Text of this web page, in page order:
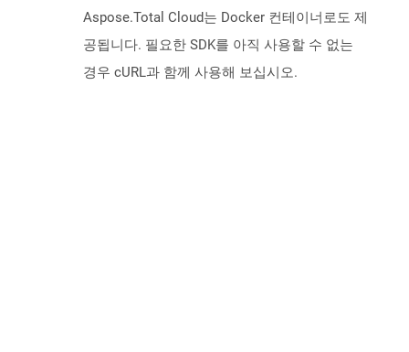
Aspose.Total Cloud는 Docker 컨테이너로도 제
공됩니다. 필요한 SDK를 아직 사용할 수 없는
경우 cURL과 함께 사용해 보십시오.